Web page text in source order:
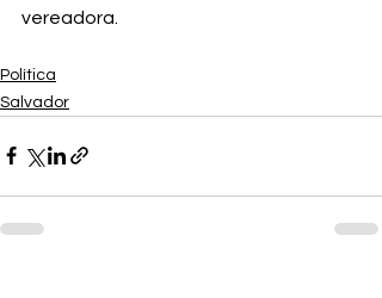
vereadora.
Política
Salvador